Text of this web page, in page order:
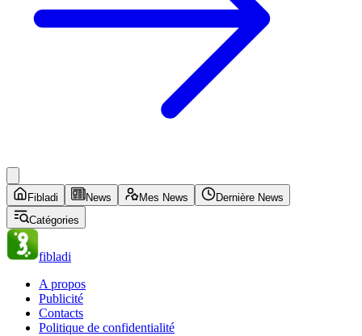
Fibladi News Mes News
Dernière News
Catégories
fibladi
A propos
Publicité
Contacts
Politique de confidentialité